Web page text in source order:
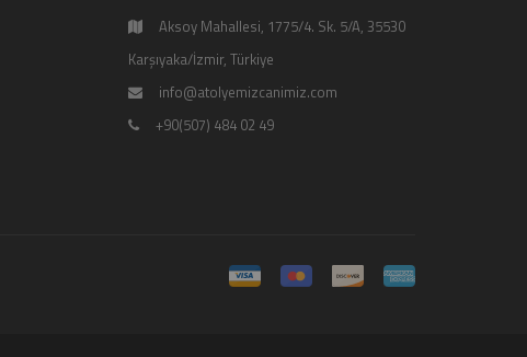
Aksoy Mahallesi, 1775/4. Sk. 5/A, 35530
Karşıyaka/İzmir, Türkiye
info@atolyemizcanimiz.com
+90(507) 484 02 49